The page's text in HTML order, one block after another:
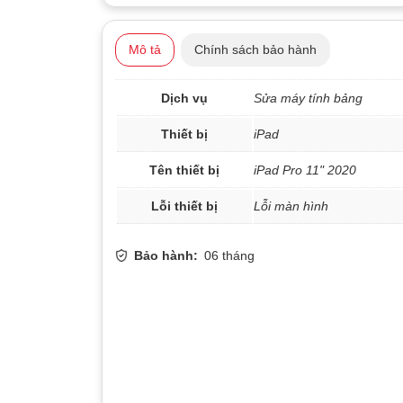
Mô tả Chính sách bảo hành
Dịch vụ Sửa máy tính bảng
Thiết bị iPad
Tên thiết bị iPad Pro 11" 2020
Lỗi thiết bị Lỗi màn hình
Bảo hành: 06 tháng